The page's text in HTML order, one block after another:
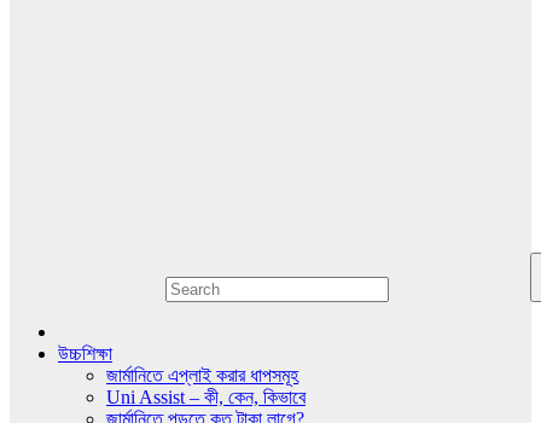
উচ্চশিক্ষা
জার্মানিতে এপ্লাই করার ধাপসমূহ
Uni Assist – কী, কেন, কিভাবে
জার্মানিতে পড়তে কত টাকা লাগে?